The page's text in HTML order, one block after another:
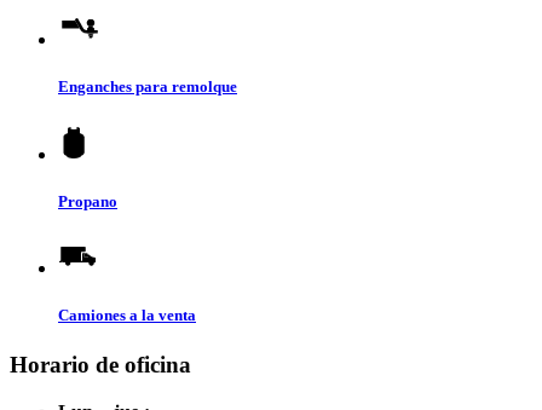
Enganches para remolque
Propano
Camiones a la venta
Horario de oficina